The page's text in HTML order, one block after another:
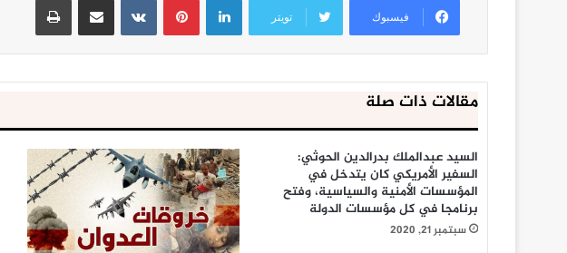
فيسبوك تويتر
مقالات ذات صلة
السيد عبدالملك بدرالدين الحوثي:
السفير الأمريكي كان يتدخل في
المؤسسات الأمنية والسياسية، وفتح
برنامجا في كل مؤسسات الدولة
سبتمبر 21, 2020